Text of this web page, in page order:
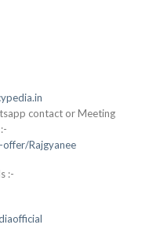
contact or Meeting
Rajgyanee
:-